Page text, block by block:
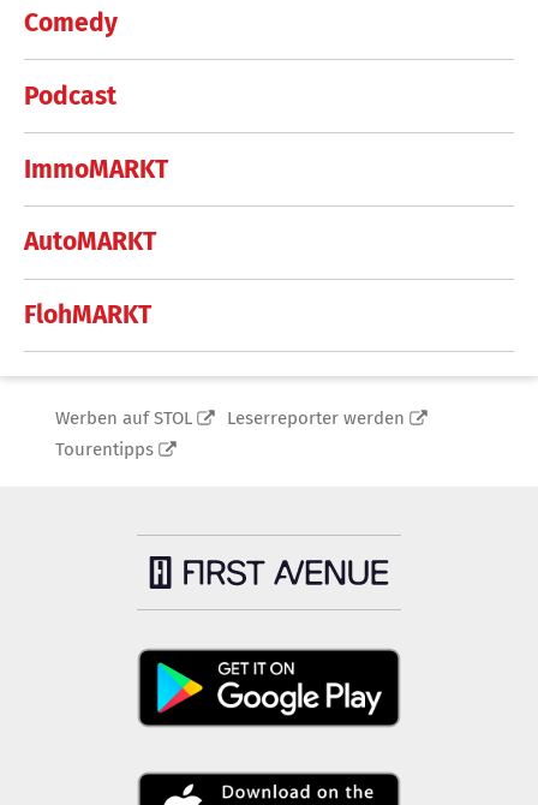
Comedy
Podcast
ImmoMARKT
AutoMARKT
FlohMARKT
Werben auf STOL
Leserreporter werden
Tourentipps